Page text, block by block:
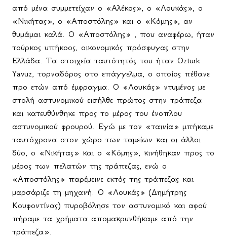
από μένα συμμετείχαν ο «Αλέκος», ο «Λουκάς», ο
«Νικήτας», ο «Αποστόλης» και ο «Κόμης», αν
θυμάμαι καλά. Ο «Αποστόλης» , που αναφέρω, ήταν
τούρκος υπήκοος, οικονομικός πρόσφυγας στην
Ελλάδα. Τα στοιχεία ταυτότητός του ήταν Ozturk
Yavuz, τορναδόρος στο επάγγελμα, ο οποίος πέθανε
προ ετών από έμφραγμα. Ο «Λουκάς» ντυμένος με
στολή αστυνομικού εισήλθε πρώτος στην τράπεζα
και κατευθύνθηκε προς το μέρος του ένοπλου
αστυνομικού φρουρού. Εγώ με τον «ταινία» μπήκαμε
ταυτόχρονα στον χώρο των ταμείων και οι άλλοι
δύο, ο «Νικήτας» και ο «Κόμης», κινήθηκαν προς το
μέρος των πελατών της τράπεζας, ενώ ο
«Αποστόλης» παρέμεινε εκτός της τράπεζας και
μαρσάριζε τη μηχανή. Ο «Λουκάς» (Δημήτρης
Κουφοντίνας) πυροβόλησε τον αστυνομικό και αφού
πήραμε τα χρήματα απομακρυνθήκαμε από την
τράπεζα».